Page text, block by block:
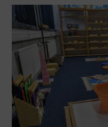
Accomodation
Hotel VP1
More
Concerts in U6
Birthday